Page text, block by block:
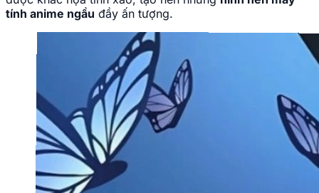
tính anime ngầu đầy ấn tượng.